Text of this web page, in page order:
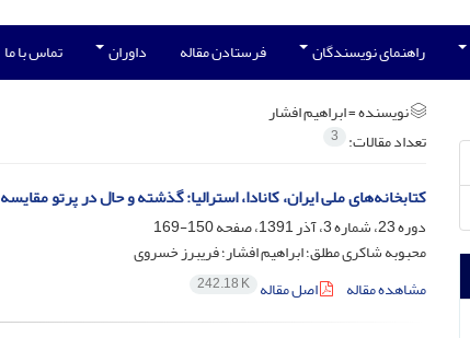
راهنمای نویسندگان فرستادن مقاله داوران تماس با ما
نویسنده =ابراهیم افشار
تعداد مقالات: 3
کتابخانه‌های ملی ایران، کانادا، استرالیا: گذشته و حال در پرتو مقایسه
دوره 23، شماره 3، آذر 1391، صفحه
150-169
محبوبه شاکری مطلق؛ ابراهیم افشار؛ فریبرز خسروی
مشاهده مقاله
اصل مقاله 242.18 K